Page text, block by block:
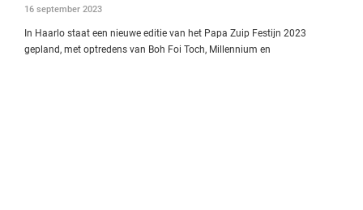
16 september 2023
In Haarlo staat een nieuwe editie van het Papa Zuip Festijn 2023
gepland, met optredens van Boh Foi Toch, Millennium en